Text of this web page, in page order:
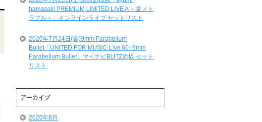
hamasaki PREMIUM LIMITED LIVE A ～夏ノト
ラブル～」オンラインライブ セットリスト
2020年7月24日(金)9mm Parabellum
Bullet「UNITED FOR MUSIC-Live 60- 9mm
Parabellum Bullet」マイナビBLITZ赤坂 セット
リスト
アーカイブ
2020年8月